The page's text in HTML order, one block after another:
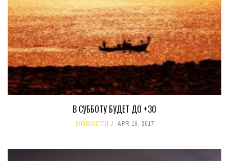
В СУББОТУ БУДЕТ ДО +30
НОВОСТИ APR 19, 2017